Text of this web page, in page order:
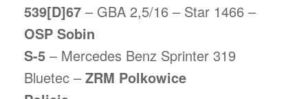
539[D]67 – GBA 2,5/16 – Star 1466 –
OSP Sobin
S-5 – Mercedes Benz Sprinter 319
Bluetec – ZRM Polkowice